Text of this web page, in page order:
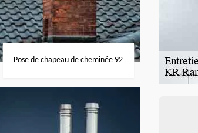
Pose de chapeau de cheminée 92